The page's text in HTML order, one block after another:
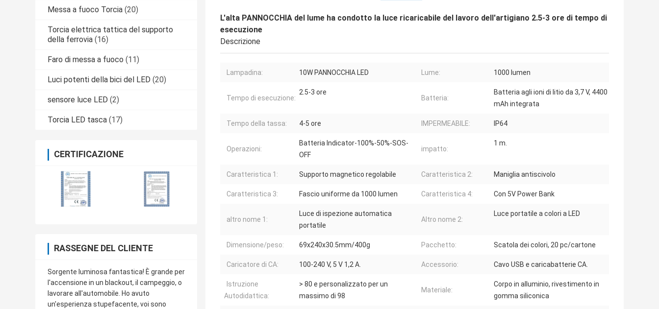
Messa a fuoco Torcia (20)
Torcia elettrica tattica del supporto
della ferrovia (16)
Faro di messa a fuoco (11)
Luci potenti della bici del LED (20)
sensore luce LED (2)
Torcia LED tasca (17)
CERTIFICAZIONE
RASSEGNE DEL CLIENTE
Sorgente luminosa fantastica! È grande per
l'accensione in un blackout, il campeggio, o
lavorare all'automobile. Ho avuto
un'esperienza stupefacente, voi sono
L'alta PANNOCCHIA del lume ha condotto la luce ricaricabile del lavoro dell'artigiano 2.5-3 ore di tempo di
esecuzione
Descrizione
Lampadina: 10W PANNOCCHIA LED Lume: 1000 lumen
Tempo di esecuzione:
2.5-3 ore
Batteria:
Batteria agli ioni di litio da 3,7 V, 4400
mAh integrata
Tempo della tassa: 4-5 ore IMPERMEABILE: IP64
Operazioni:
Batteria Indicator-100%-50%-SOS-
OFF
impatto:
1 m.
Caratteristica 1: Supporto magnetico regolabile Caratteristica 2: Maniglia antiscivolo
Caratteristica 3: Fascio uniforme da 1000 lumen Caratteristica 4: Con 5V Power Bank
altro nome 1:
Luce di ispezione automatica
portatile
Altro nome 2:
Luce portatile a colori a LED
Dimensione/peso: 69x240x30.5mm/400g Pacchetto: Scatola dei colori, 20 pc/cartone
Caricatore di CA: 100-240 V, 5 V 1,2 A. Accessorio: Cavo USB e caricabatterie CA.
Istruzione
Autodidattica:
> 80 e personalizzato per un
massimo di 98
Materiale:
Corpo in alluminio, rivestimento in
gomma siliconica